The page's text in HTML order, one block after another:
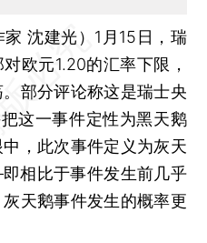
沈建光） 1月15日，瑞
欧元1.20的汇率下限，
部分评论称这是瑞士央
这一事件定性为黑天鹅
，此次事件定义为灰天
相比于事件发生前几乎
天鹅事件发生的概率更